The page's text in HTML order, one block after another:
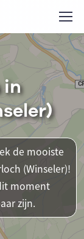
in
de mooiste
(Winseler)!
moment
zijn.